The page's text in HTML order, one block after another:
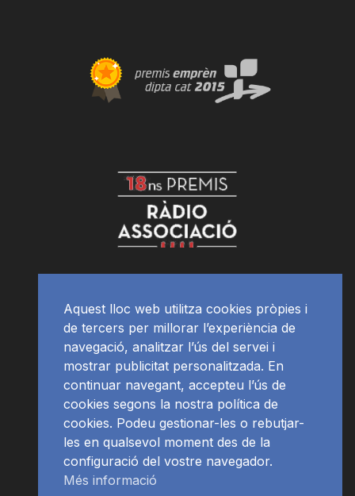
Aquest lloc web utilitza cookies pròpies i
de tercers per millorar l’experiència de
navegació, analitzar l’ús del servei i
mostrar publicitat personalitzada. En
continuar navegant, accepteu l’ús de
cookies segons la nostra política de
cookies. Podeu gestionar-les o rebutjar-
les en qualsevol moment des de la
configuració del vostre navegador.
Més informació